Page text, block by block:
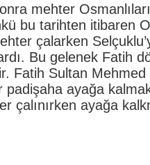
mehter
bu tarihten itibaren
çalarken
Bu gelenek Fatih
Fatih Sultan Mehmed
padişaha ayağa
çalınırken ayağa